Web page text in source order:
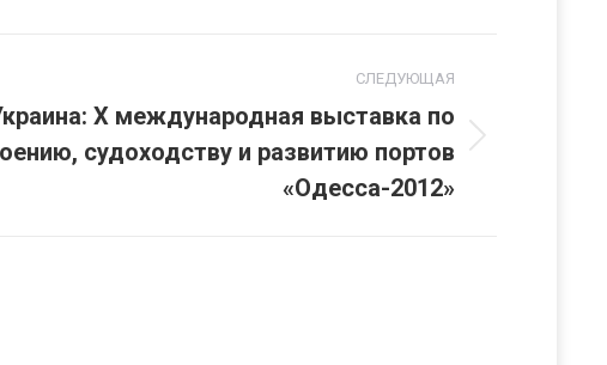
СЛЕДУЮЩАЯ
X международная выставка по
судоходству и развитию портов
«Одесса-2012»